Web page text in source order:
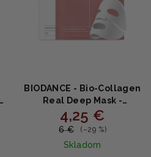
BIODANCE - Bio-Collagen
Real Deep Mask -
Inovatívna kolagénová
maska 34g
4,25 €
6 € (–29 %)
Skladom